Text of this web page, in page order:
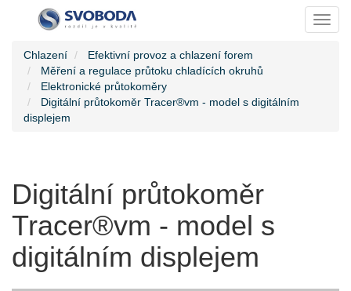
Chlazení
Efektivní provoz a chlazení forem
Měření a regulace průtoku chladících okruhů
Elektronické průtokoměry
Digitální průtokoměr Tracer®vm - model s digitálním
displejem
Digitální průtokoměr
Tracer®vm - model s
digitálním displejem